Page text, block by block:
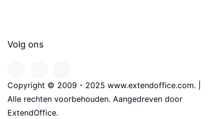
Volg ons
Copyright © 2009 - 2025 www.extendoffice.com. |
Alle rechten voorbehouden. Aangedreven door
ExtendOffice.